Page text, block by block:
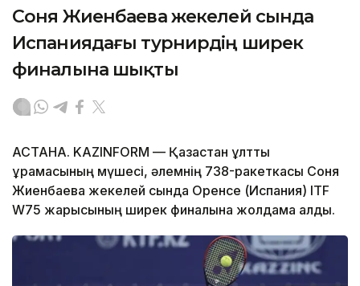
Соня Жиенбаева жекелей сында
Испаниядағы турнирдің ширек
финалына шықты
АСТАНА. KAZINFORM — Қазақстан ұлттық
құрамасының мүшесі, әлемнің 738-ракеткасы Соня
Жиенбаева жекелей сында Оренсе (Испания) ITF
W75 жарысының ширек финалына жолдама алды.